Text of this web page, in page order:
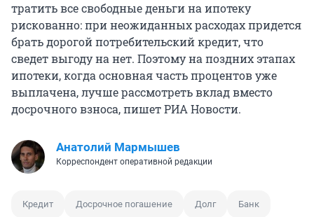
тратить все свободные деньги на ипотеку
рискованно: при неожиданных расходах придется
брать дорогой потребительский кредит, что
сведет выгоду на нет. Поэтому на поздних этапах
ипотеки, когда основная часть процентов уже
выплачена, лучше рассмотреть вклад вместо
досрочного взноса, пишет РИА Новости.
Анатолий Мармышев
Корреспондент оперативной редакции
Кредит Досрочное погашение Долг Банк